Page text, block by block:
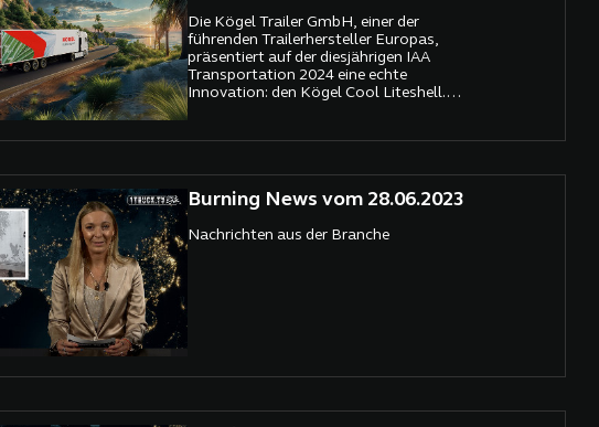
Die Kögel Trailer GmbH, einer der
führenden Trailerhersteller Europas,
präsentiert auf der diesjährigen IAA
Transportation 2024 eine echte
Innovation: den Kögel Cool Liteshell.
Unter dem Motto „Innovation, die
Kühlfahrzeug, das durch eine neuartige
Gewichtsreduktion, sondern auch für eine
verbesserte Schlagzähigkeit und geringere
Reparaturanfälligkeit.
Burning News vom 28.06.2023
Nachrichten aus der Branche